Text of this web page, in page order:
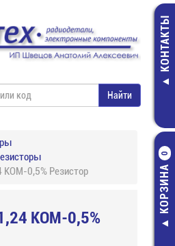
КОНТАКТЫ
КОРЗИНА
0
0,5% Резистор
КОМ-0,5%